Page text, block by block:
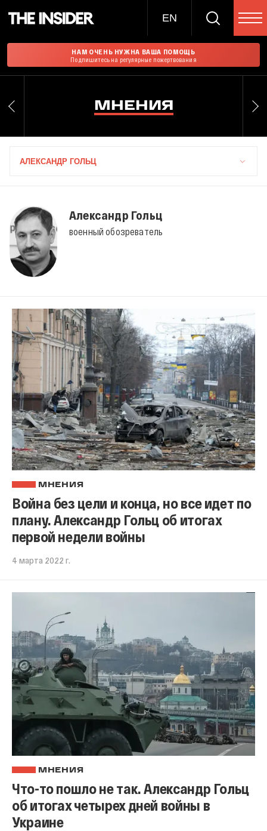
EN
НАМ ОЧЕНЬ НУЖНА ВАША ПОМОЩЬ
Подпишитесь на регулярные пожертвования
МНЕНИЯ
АЛEКСАНДР ГОЛЬЦ
Алeксандр Гольц
военный обозреватель
МНЕНИЯ
Война без цели и конца, но все идет по
плану. Александр Гольц об итогах
первой недели войны
4 марта 2022 г.
МНЕНИЯ
Что-то пошло не так. Александр Гольц
об итогах четырех дней войны в
Украине